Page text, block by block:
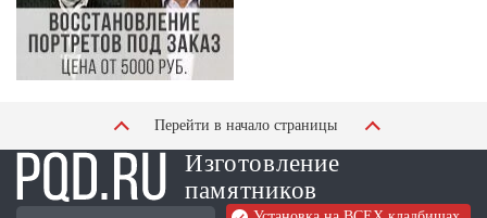
Перейти в начало страницы
Изготовление
памятников